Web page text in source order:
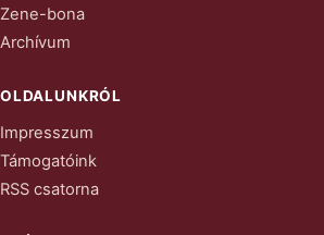
Zene-bona
Archívum
OLDALUNKRÓL
Impresszum
Támogatóink
RSS csatorna